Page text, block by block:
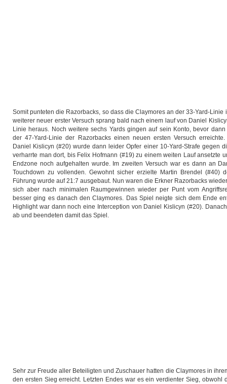
Somit punteten die Razorbacks, so dass die Claymores an der 33-Yard-Linie
weiterer neuer erster Versuch sprang bald nach einem lauf von Daniel
Linie heraus. Noch weitere sechs Yards gingen auf sein Konto, bevor
der 47-Yard-Linie der Razorbacks einen neuen ersten Versuch
Daniel Kislicyn (#20) wurde dann leider Opfer einer 10-Yard-Strafe gegen
verharrte man dort, bis Felix Hofmann (#19) zu einem weiten Lauf ansetzte
Endzone noch aufgehalten wurde. Im zweiten Versuch war es dann an
Touchdown zu vollenden. Gewohnt sicher erzielte Martin Brendel (#40)
Führung wurde auf 21:7 ausgebaut. Nun waren die Erkner Razorbacks
sich aber nach minimalen Raumgewinnen wieder per Punt vom
besser ging es danach den Claymores. Das Spiel neigte sich dem Ende
Highlight war dann noch eine Interception von Daniel Kislicyn (#20).
ab und beendeten damit das Spiel.
Sehr zur Freude aller Beteiligten und Zuschauer hatten die Claymores in
den ersten Sieg erreicht. Letzten Endes war es ein verdienter Sieg, obwohl